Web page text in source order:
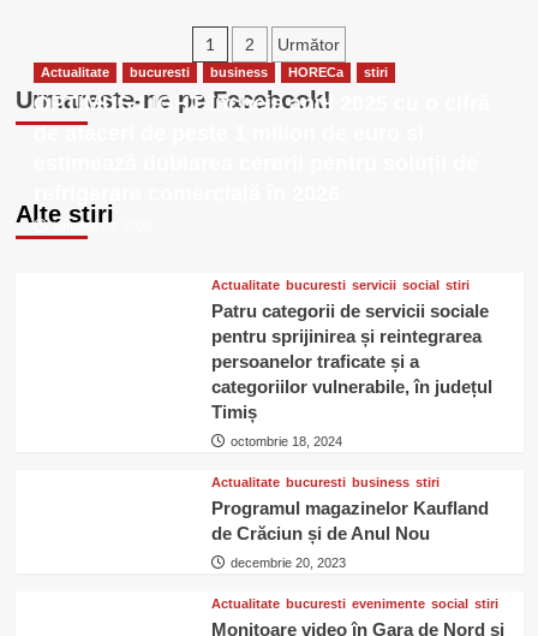
industriei
stomatologice
au
Paginație
articole
1 2 Următor
Urmareste-ne pe Facebook!
Alte stiri
Actualitate bucuresti business HORECa stiri
OPTIMUS LIGHT încheie anul 2025 cu o cifră
de afaceri de peste 1 milion de euro și
ianuarie 23, 2026
Actualitate bucuresti servicii social stiri
Patru categorii de servicii sociale
pentru sprijinirea și reintegrarea
persoanelor traficate și a
categoriilor vulnerabile, în județul
Timiș
octombrie 18, 2024
Actualitate bucuresti business stiri
Programul magazinelor Kaufland
de Crăciun și de Anul Nou
decembrie 20, 2023
Actualitate bucuresti evenimente social stiri
Monitoare video în Gara de Nord și